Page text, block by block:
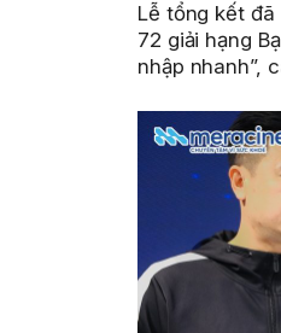
Lễ tổng kết
72 giải hạng
nhập nhanh”,